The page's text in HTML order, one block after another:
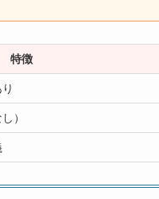
特徴
）